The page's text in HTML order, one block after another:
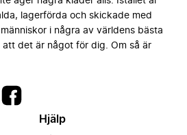
lagerförda och skickade med
i några av världens bästa
att det är något för dig. Om så är
Hjälp